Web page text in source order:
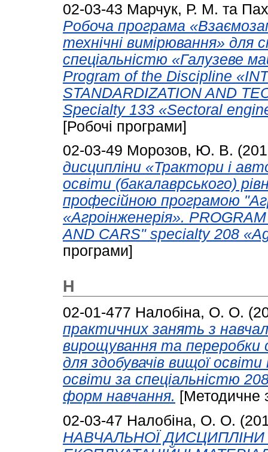
02-03-43 Марчук, Р. М. та
Робоча програма
технічні вимірювання» для
спеціальністю «Галузеве
Program of the Discipline
STANDARDIZATION AND
Specialty 133 «Sectoral
[Робочі програми]
02-03-49 Морозов, Ю. В.
дисципліни «Трактори і
освіти (бакалаврського)
професійною програмою
«Агроінженерія».
AND CARS" specialty 208
програми]
Н
02-01-477 Налобіна, О. О.
практичних занять з
вирощування та переробки
для здобувачів вищої
освіти за спеціальністю
форм навчання. [Методичне
02-03-47 Налобіна, О. О.
НАВЧАЛЬНОЇ ДИСЦИПЛІНИ